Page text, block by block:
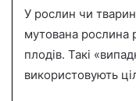
У рослин чи
мутована рослина
плодів. Такі
використовують